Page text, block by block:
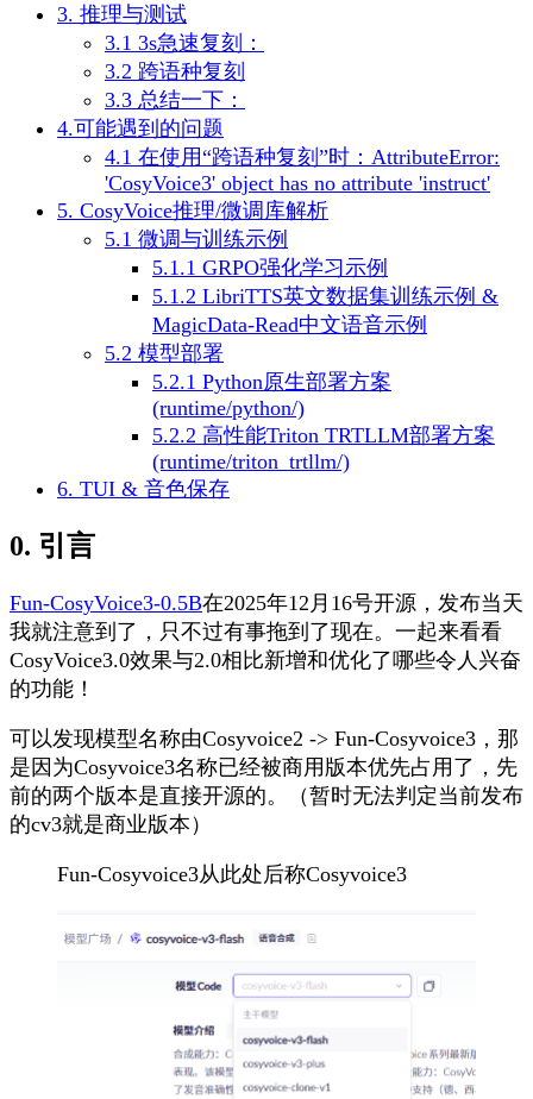
3. 推理与测试
3.1 3s急速复刻：
3.2 跨语种复刻
3.3 总结一下：
4.可能遇到的问题
4.1 在使用“跨语种复刻”时：AttributeError:
'CosyVoice3' object has no attribute 'instruct'
5. CosyVoice推理/微调库解析
5.1 微调与训练示例
5.1.1 GRPO强化学习示例
5.1.2 LibriTTS英文数据集训练示例 &
MagicData-Read中文语音示例
5.2 模型部署
5.2.1 Python原生部署方案
(runtime/python/)
5.2.2 高性能Triton TRTLLM部署方案
(runtime/triton_trtllm/)
6. TUI & 音色保存
0. 引言
Fun-CosyVoice3-0.5B在2025年12月16号开源，发布当天
我就注意到了，只不过有事拖到了现在。一起来看看
CosyVoice3.0效果与2.0相比新增和优化了哪些令人兴奋
的功能！
可以发现模型名称由Cosyvoice2 -> Fun-Cosyvoice3，那
是因为Cosyvoice3名称已经被商用版本优先占用了，先
前的两个版本是直接开源的。（暂时无法判定当前发布
的cv3就是商业版本）
Fun-Cosyvoice3从此处后称Cosyvoice3